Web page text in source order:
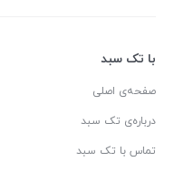
با تک سبد
صفحه‌ی اصلی
درباره‌ی تک سبد
تماس با تک سبد